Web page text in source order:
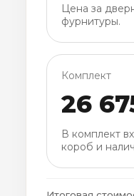
Цена за
фурнитуры.
Комплект
26
В комплект
короб и